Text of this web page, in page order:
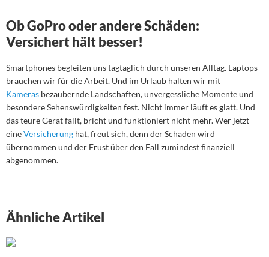
Ob GoPro oder andere Schäden:
Versichert hält besser!
Smartphones begleiten uns tagtäglich durch unseren Alltag. Laptops
brauchen wir für die Arbeit. Und im Urlaub halten wir mit
Kameras bezaubernde Landschaften, unvergessliche Momente und
besondere Sehenswürdigkeiten fest. Nicht immer läuft es glatt. Und
das teure Gerät fällt, bricht und funktioniert nicht mehr. Wer jetzt
eineVersicherung hat, freut sich, denn der Schaden wird
übernommen und der Frust über den Fall zumindest finanziell
abgenommen.
Ähnliche Artikel